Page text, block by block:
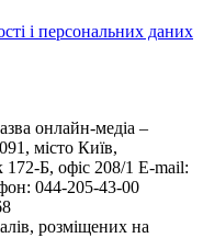
і персональних даних
онлайн-медіа –
місто Київ,
Б, офіс 208/1 E-mail:
044-205-43-00
розміщених на